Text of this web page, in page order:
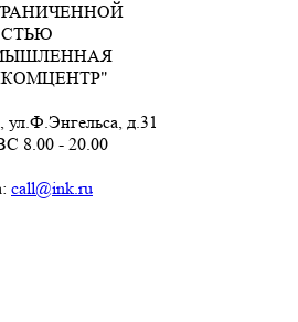
ул.Ф.Энгельса, д.31
8.00 - 20.00
call@ink.ru